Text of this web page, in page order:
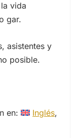
vida
gar.
asistentes y
posible.
en:
Inglés